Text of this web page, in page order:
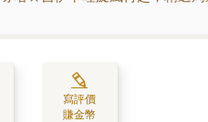
寫評價
賺金幣